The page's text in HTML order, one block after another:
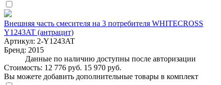
Внешняя часть смесителя на 3 потребителя WHITECROSS
Y1243AT (антрацит)
Артикул: 2-Y1243AT
Бренд: 2015
Данные по наличию доступны после авторизации
Стоимость: 12 776 руб. 15 970 руб.
Вы можете добавить дополнительные товары в комплект